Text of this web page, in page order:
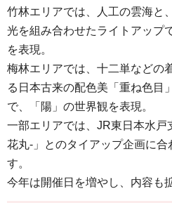
竹林エリアでは、人工の雲海と
光を組み合わせたライトアップ
を表現。
梅林エリアでは、十二単などの
る日本古来の配色美「重ね色目
で、「陽」の世界観を表現。
一部エリアでは、JR東日本水戸
花丸-」とのタイアップ企画に合
す。
今年は開催日を増やし、内容も